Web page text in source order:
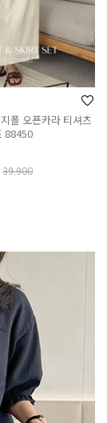
폴 오픈카라 티셔츠
88450
39,900